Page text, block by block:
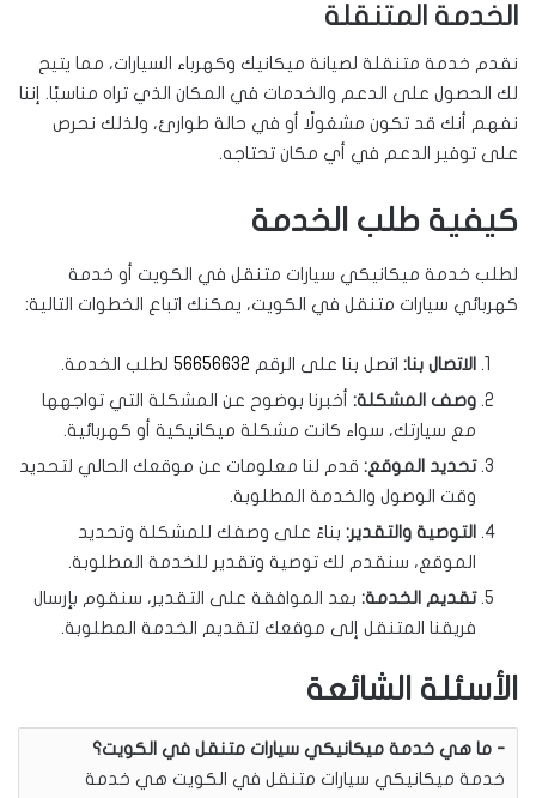
الخدمة المتنقلة
نقدم خدمة متنقلة لصيانة ميكانيك وكهرباء السيارات، مما يتيح
لك الحصول على الدعم والخدمات في المكان الذي تراه مناسبًا. إننا
نفهم أنك قد تكون مشغولًا أو في حالة طوارئ، ولذلك نحرص
على توفير الدعم في أي مكان تحتاجه.
كيفية طلب الخدمة
لطلب خدمة ميكانيكي سيارات متنقل في الكويت أو خدمة
كهربائي سيارات متنقل في الكويت، يمكنك اتباع الخطوات التالية:
الاتصال بنا: اتصل بنا على الرقم 56656632 لطلب الخدمة.
وصف المشكلة: أخبرنا بوضوح عن المشكلة التي تواجهها
مع سيارتك، سواء كانت مشكلة ميكانيكية أو كهربائية.
تحديد الموقع: قدم لنا معلومات عن موقعك الحالي لتحديد
وقت الوصول والخدمة المطلوبة.
التوصية والتقدير: بناءً على وصفك للمشكلة وتحديد
الموقع، سنقدم لك توصية وتقدير للخدمة المطلوبة.
تقديم الخدمة: بعد الموافقة على التقدير، سنقوم بإرسال
فريقنا المتنقل إلى موقعك لتقديم الخدمة المطلوبة.
الأسئلة الشائعة
ما هي خدمة ميكانيكي سيارات متنقل في الكويت؟
خدمة ميكانيكي سيارات متنقل في الكويت هي خدمة